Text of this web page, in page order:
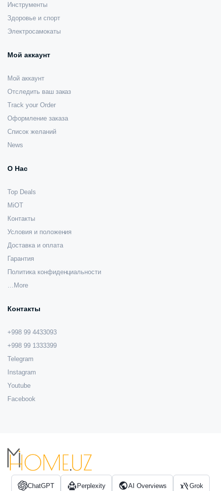
Инструменты
Здоровье и спорт
Электросамокаты
Мой аккаунт
Мой аккаунт
Отследить ваш заказ
Track your Order
Оформление заказа
Список желаний
News
О Нас
Top Deals
MiOT
Контакты
Условия и положения
Доставка и оплата
Гарантия
Политика конфиденциальности
…More
Контакты
+998 99 4433093
+998 99 1333399
Telegram
Instagram
Youtube
Facebook
ChatGPT Perplexity AI Overviews Grok